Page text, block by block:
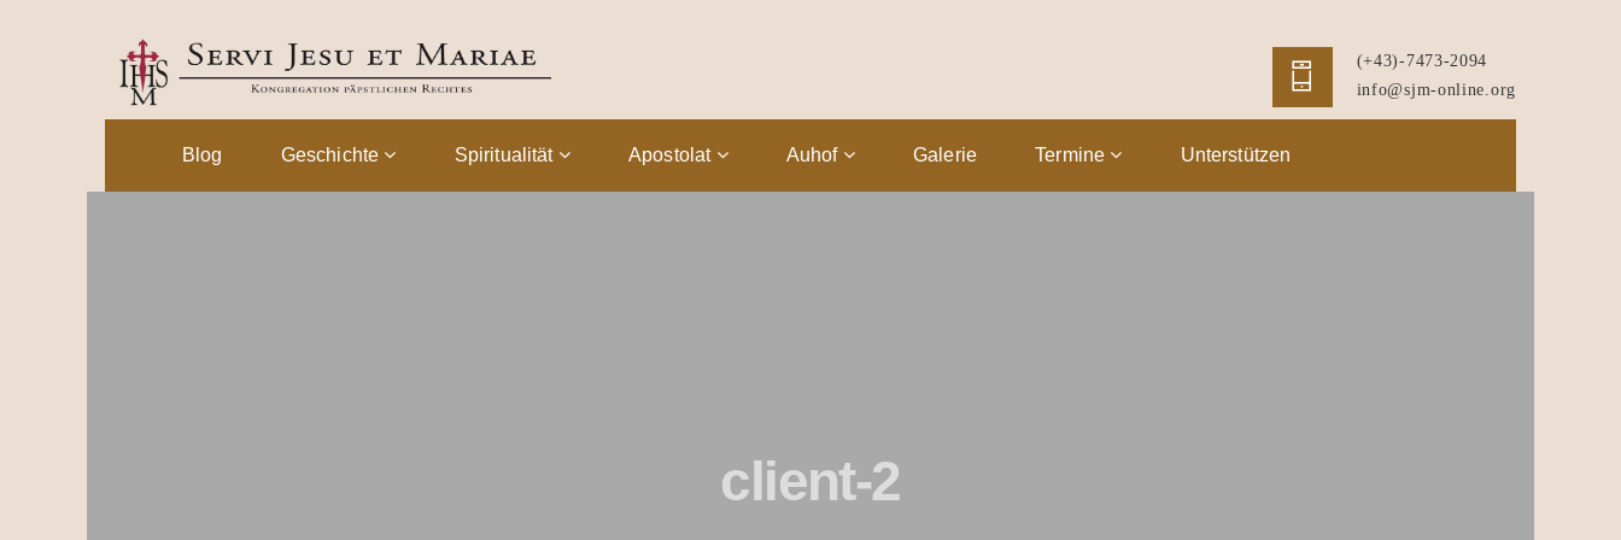
(+43)-7473-2094
info@sjm-online.org
Blog Geschichte Spiritualität Apostolat Auhof Galerie Termine Unterstützen
client-2